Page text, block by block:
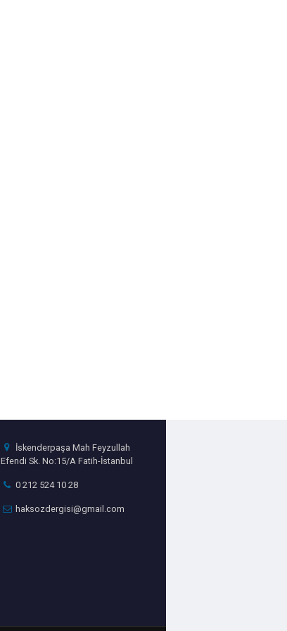
İskenderpaşa Mah Feyzullah
Efendi Sk. No:15/A Fatih-İstanbul
0 212 524 10 28
haksozdergisi@gmail.com